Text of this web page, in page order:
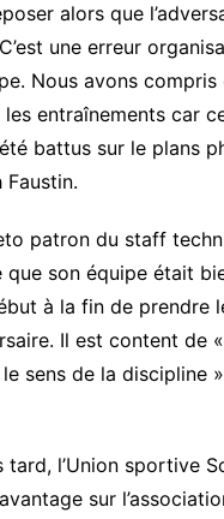
alors que
une erreur
Nous avons compris
entraînements car
battus sur le plans
patron du staff
que son équipe était
à la fin de prendre
Il est content de
sens de la discipline
tard, l’Union sportive
sur